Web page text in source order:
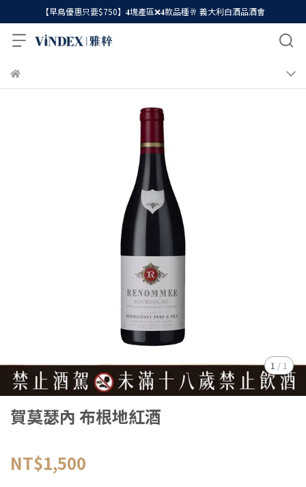
【早鳥優惠只要$750】𝟒塊產區❌𝟒款品種🥂 義大利白酒品酒會
1 / 1
賀莫瑟內 布根地紅酒
NT$1,500